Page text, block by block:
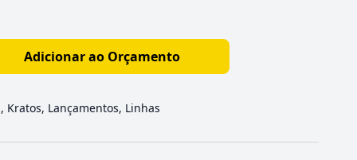
Adicionar ao Orçamento
, Kratos, Lançamentos, Linhas